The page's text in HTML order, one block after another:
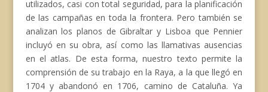
utilizados, casi con total seguridad, para la planificación
de las campañas en toda la frontera. Pero también se
analizan los planos de Gibraltar y Lisboa que Pennier
incluyó en su obra, así como las llamativas ausencias
en el atlas. De esta forma, nuestro texto permite la
comprensión de su trabajo en la Raya, a la que llegó en
1704 y abandonó en 1706, camino de Cataluña. Ya